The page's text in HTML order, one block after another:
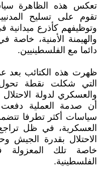
تعكس هذه الظاهرة
تقوم على تسليح
وتوظيفهم كأذرع
والهيمنة الأمنية، خاصة
دائما مع الفلسطينيين.
التي شكلت نقطة
والعسكري لدولة
أن صدمة العملية دفعت
سياسات أكثر تطرفا
العسكرية، في ظل
الاحتلال بقدرة الجيش
خاصة تلك المعزولة
الفلسطينية.